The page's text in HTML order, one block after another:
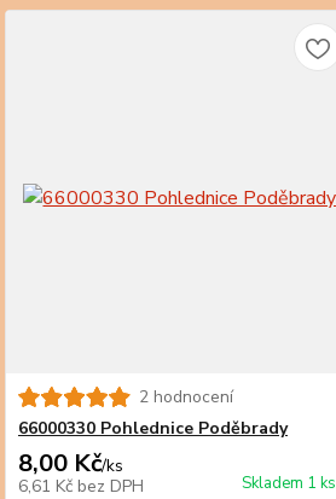
2 hodnocení
66000330 Pohlednice Poděbrady
8,00 Kč/ks
6,61 Kč bez DPH Skladem 1 ks